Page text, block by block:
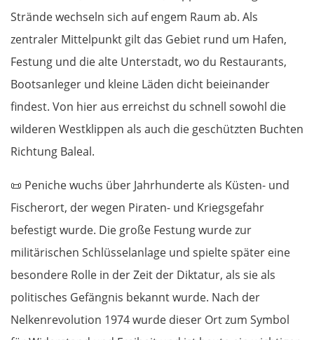
Strände wechseln sich auf engem Raum ab. Als
zentraler Mittelpunkt gilt das Gebiet rund um Hafen,
Festung und die alte Unterstadt, wo du Restaurants,
Bootsanleger und kleine Läden dicht beieinander
findest. Von hier aus erreichst du schnell sowohl die
wilderen Westklippen als auch die geschützten Buchten
Richtung Baleal.
📜 Peniche wuchs über Jahrhunderte als Küsten- und
Fischerort, der wegen Piraten- und Kriegsgefahr
befestigt wurde. Die große Festung wurde zur
militärischen Schlüsselanlage und spielte später eine
besondere Rolle in der Zeit der Diktatur, als sie als
politisches Gefängnis bekannt wurde. Nach der
Nelkenrevolution 1974 wurde dieser Ort zum Symbol